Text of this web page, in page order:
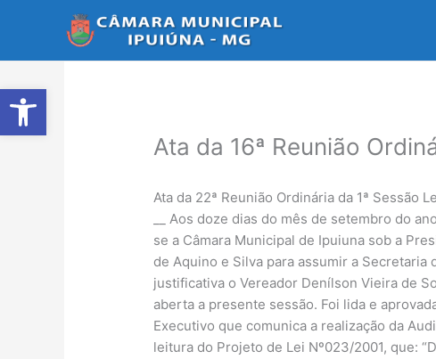
Abrir a barra de ferramentas
Ata da 16ª Reunião
Ata da 22ª Reunião Ordinária da 1ª Sessão
__ Aos doze dias do mês de setembro do
se a Câmara Municipal de Ipuiuna sob a
de Aquino e Silva para assumir a
justificativa o Vereador Denílson Vieira de
aberta a presente sessão. Foi lida e
Executivo que comunica a realização da
leitura do Projeto de Lei Nº023/2001, que: